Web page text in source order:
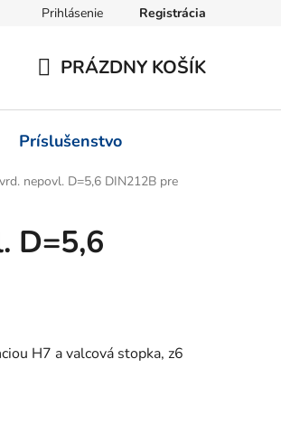
Prihlásenie Registrácia
KOŠÍK
PRÁZDNY KOŠÍK
Príslušenstvo
nepovl. D=5,6 DIN212B pre
D=5,6
H7 a valcová stopka, z6